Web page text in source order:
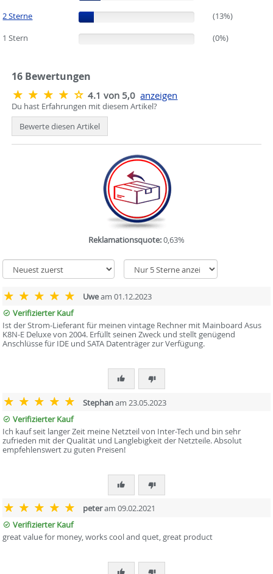
2 Sterne
(13%)
(13%)
1 Stern
(0%)
16 Bewertungen
4.1 von 5,0 anzeigen
Du hast Erfahrungen mit diesem Artikel?
Bewerte diesen Artikel
Reklamationsquote:0,63%
Uweam 01.12.2023
Verifizierter Kauf
Ist der Strom-Lieferant für meinen vintage Rechner mit Mainboard Asus
K8N-E Deluxe von 2004. Erfüllt seinen Zweck und stellt genügend
Anschlüsse für IDE und SATA Datenträger zur Verfügung.
Stephanam 23.05.2023
Verifizierter Kauf
Ich kauf seit langer Zeit meine Netzteil von Inter-Tech und bin sehr
zufrieden mit der Qualität und Langlebigkeit der Netzteile. Absolut
empfehlenswert zu guten Preisen!
peteram 09.02.2021
Verifizierter Kauf
great value for money, works cool and quet, great product